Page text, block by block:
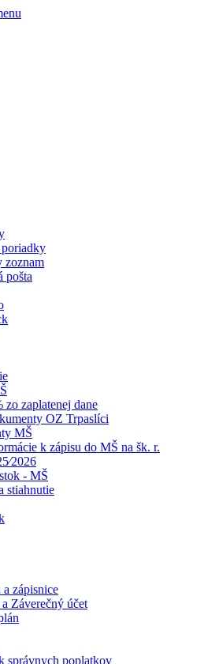
zoznam
pošta
zo zaplatenej dane
OZ Trpaslíci
MŠ
k zápisu do MŠ na šk. r.
- MŠ
stiahnutie
a zápisnice
Záverečný účet
správnych poplatkov